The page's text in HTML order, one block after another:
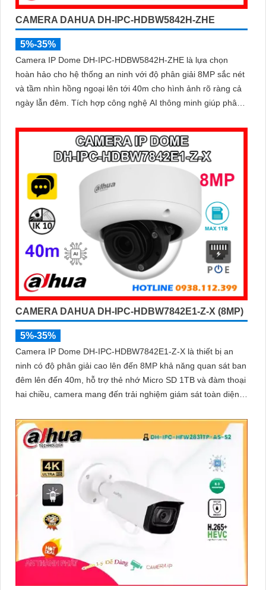
CAMERA DAHUA DH-IPC-HDBW5842H-ZHE
5%-35%
Camera IP Dome DH-IPC-HDBW5842H-ZHE là lựa chọn
hoàn hảo cho hệ thống an ninh với độ phân giải 8MP sắc nét
và tầm nhìn hồng ngoại lên tới 40m cho hình ảnh rõ ràng cả
ngày lẫn đêm. Tích hợp công nghệ AI thông minh giúp phân
báo sai, đi kèm khe cắm thẻ nhớ 256GB lưu trữ lâu dài, hỗ
trợ POE tiện lợi và mức giá phải chăng
CAMERA DAHUA DH-IPC-HDBW7842E1-Z-X (8MP)
5%-35%
Camera IP Dome DH-IPC-HDBW7842E1-Z-X là thiết bị an
ninh có độ phân giải cao lên đến 8MP khả năng quan sát ban
đêm lên đến 40m, hỗ trợ thẻ nhớ Micro SD 1TB và đàm thoại
hai chiều, camera mang đến trải nghiệm giám sát toàn diện.
mặt và đếm người giúp nâng cao hiệu quả quản lý và an ninh
cho mọi không gian trong nhà